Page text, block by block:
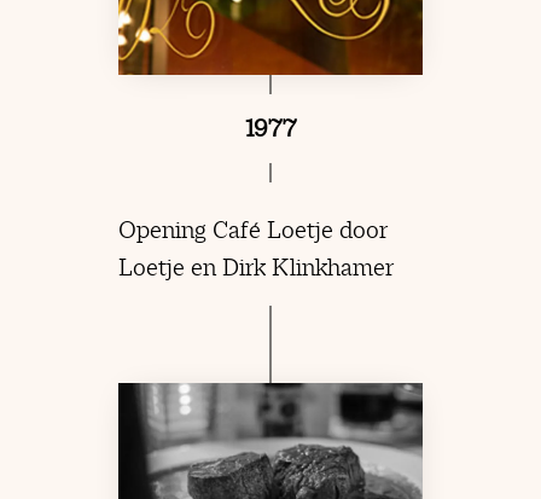
1977
Opening Café Loetje door
Loetje en Dirk Klinkhamer